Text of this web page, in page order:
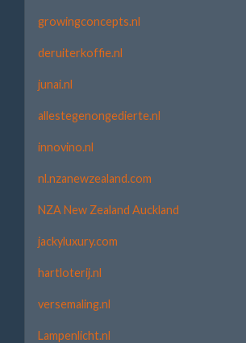
growingconcepts.nl
deruiterkoffie.nl
junai.nl
allestegenongedierte.nl
innovino.nl
nl.nzanewzealand.com
NZA New Zealand Auckland
jackyluxury.com
hartloterij.nl
versemaling.nl
Lampenlicht.nl